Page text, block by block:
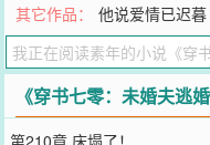
还气死了霍爷爷，霍战淮盛
消停，跟二流子私奔，最终
棠不想被卖进深山，更不想
逍遥快活。为活命，她连夜
迫不及待地跟她离婚，好与
天，向来清冷克制、高不可
其它作品： 他说爱情已迟暮
《穿书七零：未婚夫逃
第210章 床塌了！